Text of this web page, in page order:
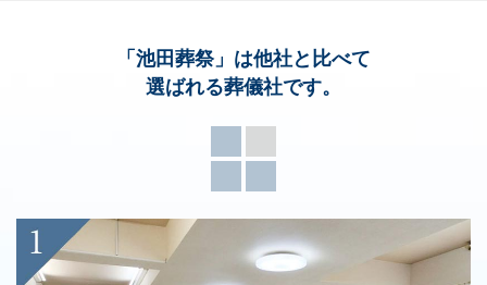
「池田葬祭」 は他社と比べて
選ばれる葬儀社です。